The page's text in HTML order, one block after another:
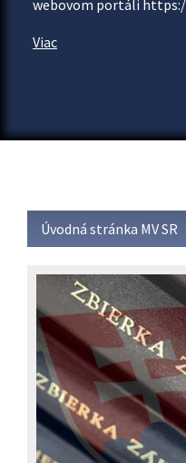
webovom portáli
Viac
Úvodná stránka MV SR